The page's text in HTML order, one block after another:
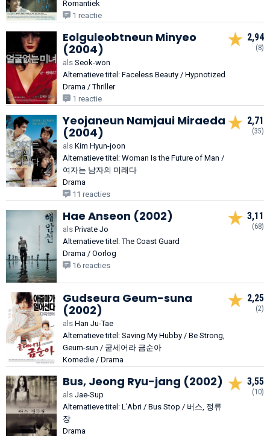
Romantiek
1 reactie
Eolguleobtneun Minyeo
(2004)
als Seok-won
Alternatieve titel: Faceless Beauty / Hypnotized
Drama / Thriller
1 reactie
2,94
(8)
Yeojaneun Namjaui Miraeda
(2004)
als Kim Hyun-joon
Alternatieve titel: Woman Is the Future of Man /
여자는 남자의 미래다
Drama
11 reacties
2,71
(35)
Hae Anseon (2002)
als Private Jo
Alternatieve titel: The Coast Guard
Drama / Oorlog
16 reacties
3,11
(68)
Gudseura Geum-suna
(2002)
als Han Ju-Tae
Alternatieve titel: Saving My Hubby / Be Strong,
Geum-sun / 굳세어라 금순아
Komedie / Drama
2,25
(2)
Bus, Jeong Ryu-jang (2002)
als Jae-Sup
Alternatieve titel: L'Abri / Bus Stop / 버스, 정류
장
Drama
3,55
(10)